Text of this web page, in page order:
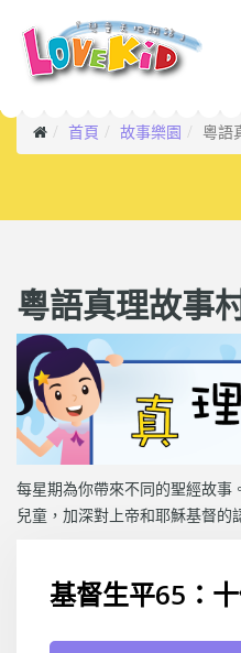
首頁 故事樂園 粵語
粵語真理故事
每星期為你帶來不同的聖經故事
兒童，加深對上帝和耶穌基督的
基督生平65：